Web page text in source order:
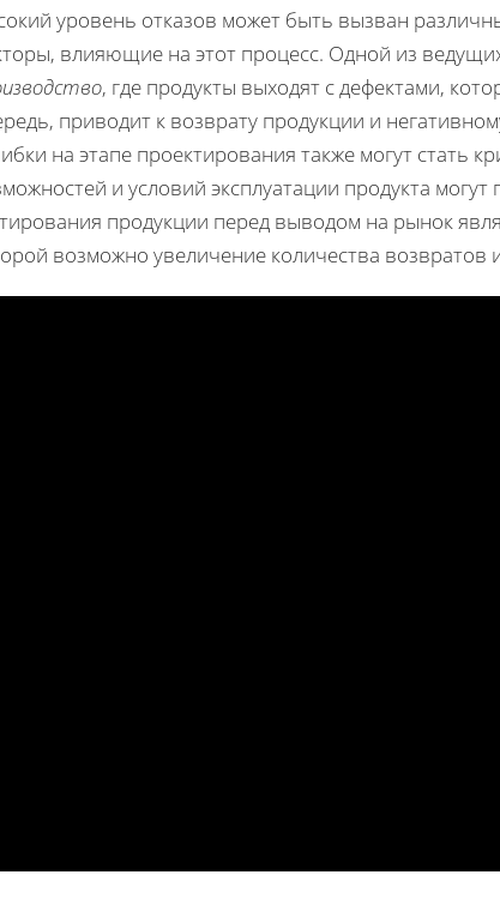
уровень отказов может быть вызван
влияющие на этот процесс. Одной из
, где продукты выходят с дефектами,
приводит к возврату продукции и
на этапе проектирования также могут стать
и условий эксплуатации продукта могут
продукции перед выводом на рынок
возможно увеличение количества возвратов